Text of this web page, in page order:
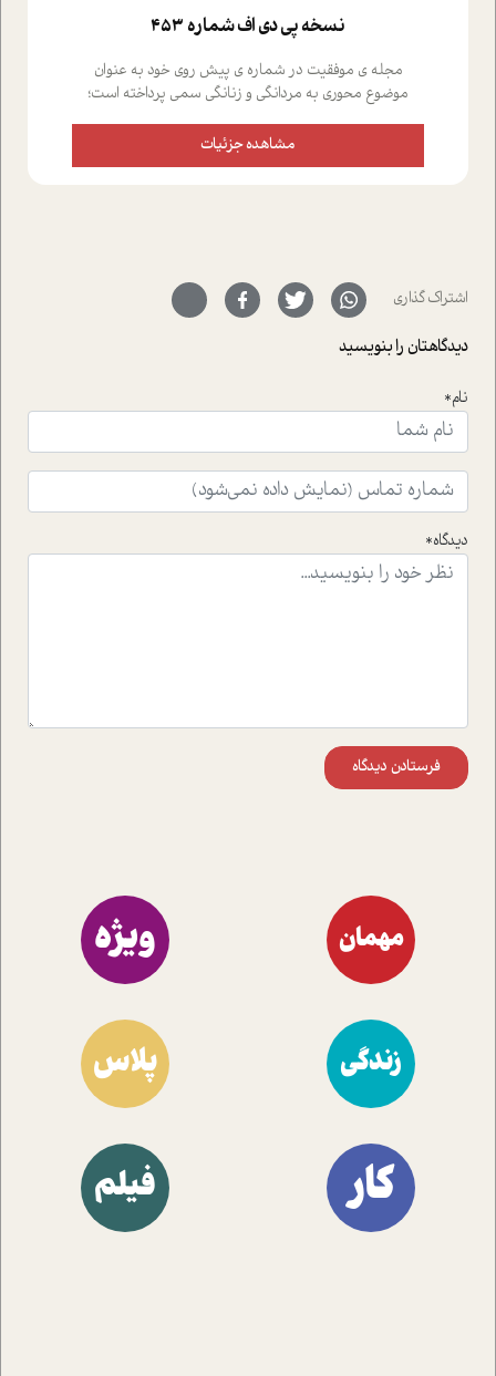
نسخه پي دي اف شماره 453
مجله ی موفقیت در شماره ی پیش روی خود به عنوان
موضوع محوری به مردانگی و زنانگی سمی پرداخته است؛
علیخواه، جامعه شناس در بخش های مختلف تلاش کرده ایم
از دریچه های گوناگون به این موضوع مهم بپردازیم.فصل
حمیدرضا محتشمی که بیست و پنجمین سال فعالیت حرفه
ای خود را در حوزه ی کوچینگ، توسعه ی فردی و رهبری پشت
با رکاب زدن در بیش از هفتاد کشور و کاشتن درخت، به نماد
جذاب پرداخته است که عبارتند از جنبش آهستگی و نیز مقاله
ای که به زندگی شگفت انگیز جین گودال و تاثیرات کاوش های
ایشان در حوزه ی شامپانزه ها بر زندگی امروزی ما نگاهی
افکنده است.فصل اتاق 333 شما را پای صحبت یک تجربه ی
واقعی در ارتباط با اختلال شخصیت اسکزوئید و مشکلات و نیز
است.در فصل پایانی زیر ذره بین نیز همکاران ما تلاش کرده
اند تا در کنار مطالب سرگرمی و انگیزشی، شما را با بهترین و
مشاهده جزئیات
اشتراک گذاری
دیدگاهتان را بنویسید
نام*
دیدگاه*
فرستادن دیدگاه
مهمان ویژه
زندگی پلاس
کار فیلم